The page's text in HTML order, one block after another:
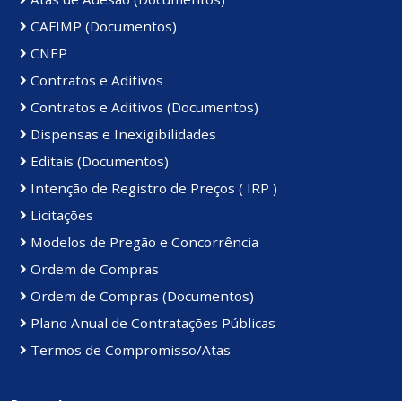
CAFIMP (Documentos)
CNEP
Contratos e Aditivos
Contratos e Aditivos (Documentos)
Dispensas e Inexigibilidades
Editais (Documentos)
Intenção de Registro de Preços ( IRP )
Licitações
Modelos de Pregão e Concorrência
Ordem de Compras
Ordem de Compras (Documentos)
Plano Anual de Contratações Públicas
Termos de Compromisso/Atas